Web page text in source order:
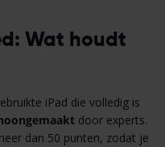
Wat houdt
iPad die volledig is
door experts.
dan 50 punten, zodat je